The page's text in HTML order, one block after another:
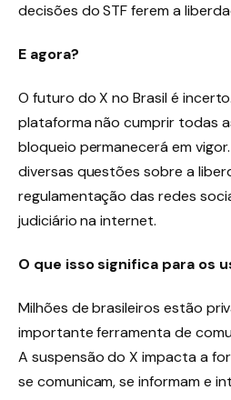
decisões do STF ferem a
E agora?
O futuro do X no Brasil é
plataforma não cumprir todas
bloqueio permanecerá em
diversas questões sobre a
regulamentação das redes
judiciário na internet.
O que isso significa para os
Milhões de brasileiros estão
importante ferramenta de
A suspensão do X impacta a
se comunicam, se informam e